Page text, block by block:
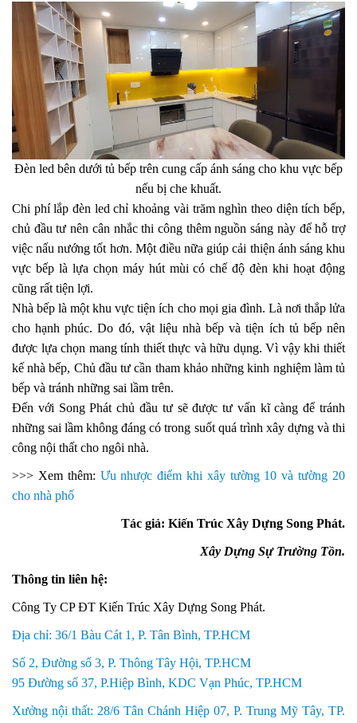
Đèn led bên dưới tủ bếp trên cung cấp ánh sáng cho khu vực bếp
nếu bị che khuất.
Chi phí lắp đèn led chỉ khoảng vài trăm nghìn theo diện tích bếp,
chủ đầu tư nên cân nhắc thi công thêm nguồn sáng này để hỗ trợ
việc nấu nướng tốt hơn. Một điều nữa giúp cải thiện ánh sáng khu
vực bếp là lựa chọn máy hút mùi có chế độ đèn khi hoạt động
cũng rất tiện lợi.
Nhà bếp là một khu vực tiện ích cho mọi gia đình. Là nơi thắp lửa
cho hạnh phúc. Do đó, vật liệu nhà bếp và tiện ích tủ bếp nên
được lựa chọn mang tính thiết thực và hữu dụng. Vì vậy khi thiết
kế nhà bếp, Chủ đầu tư cần tham khảo những kinh nghiệm làm tủ
bếp và tránh những sai lầm trên.
Đến với Song Phát chủ đầu tư sẽ được tư vấn kĩ càng để tránh
những sai lầm không đáng có trong suốt quá trình xây dựng và thi
công nội thất cho ngôi nhà.
>>> Xem thêm: Ưu nhược điểm khi xây tường 10 và tường 20
cho nhà phố
Tác giả: Kiến Trúc Xây Dựng Song Phát.
Xây Dựng Sự Trường Tồn.
Thông tin liên hệ:
Công Ty CP ĐT Kiến Trúc Xây Dựng Song Phát.
Địa chỉ: 36/1 Bàu Cát 1, P. Tân Bình, TP.HCM
Số 2, Đường số 3, P. Thông Tây Hội, TP.HCM
95 Đường số 37, P.Hiệp Bình, KDC Vạn Phúc, TP.HCM
Xưởng nội thất: 28/6 Tân Chánh Hiệp 07, P. Trung Mỹ Tây, TP.